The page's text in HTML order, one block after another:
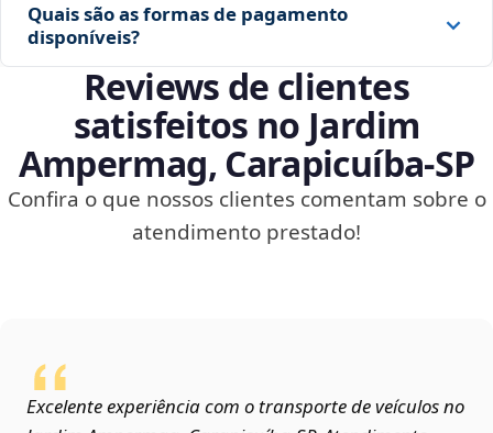
Quais são as formas de pagamento
disponíveis?
Reviews de clientes
satisfeitos no Jardim
Ampermag, Carapicuíba‑SP
Confira o que nossos clientes comentam sobre o
atendimento prestado!
Excelente experiência com o transporte de veículos no